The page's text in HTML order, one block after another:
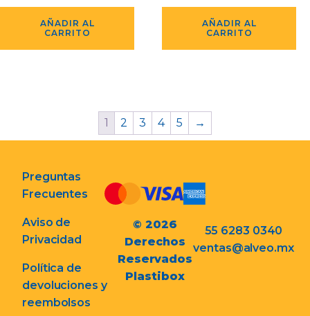
AÑADIR AL
CARRITO
AÑADIR AL
CARRITO
1 2 3 4 5 →
Preguntas
Frecuentes
Aviso de
Privacidad
Política de
devoluciones y
reembolsos
© 2026
Derechos
Reservados
Plastibox
55 6283 0340
ventas@alveo.mx